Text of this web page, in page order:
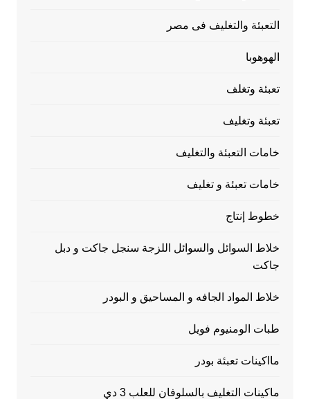
التعبئة والتغليف فى مصر
الهوهوبا
تعبئة وتغلف
تعبئة وتغليف
خامات التعبئة والتغليف
خامات تعبئة و تغليف
خطوط إنتاج
خلاط السوائل والسوائل اللزجة سنجل جاكت و دبل
جاكت
خلاط المواد الجافه و المساحيق و البودر
طبات الومنيوم فويل
مااكينات تعبئة بودر
ماكينات التغليف بالسلوفان للعلب 3 دي